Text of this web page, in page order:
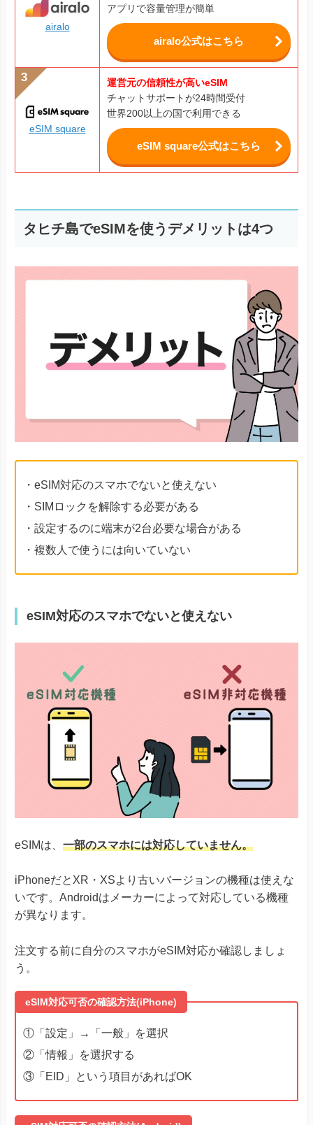
airalo
アプリで容量管理が簡単
airalo公式はこちら
eSIM square
運営元の信頼性が高いeSIM
チャットサポートが24時間受付
世界200以上の国で利用できる
eSIM square公式はこちら
タヒチ島でeSIMを使うデメリットは4つ
・eSIM対応のスマホでないと使えない
・SIMロックを解除する必要がある
・設定するのに端末が2台必要な場合がある
・複数人で使うには向いていない
eSIM対応のスマホでないと使えない
eSIMは、 一部のスマホには対応していません。
iPhoneだとXR・XSより古いバージョンの機種は使えな
いです。Androidはメーカーによって対応している機種
が異なります。
注文する前に自分のスマホがeSIM対応か確認しましょ
う。
eSIM対応可否の確認方法(iPhone)
①「設定」→「一般」を選択
②「情報」を選択する
③「EID」という項目があればOK